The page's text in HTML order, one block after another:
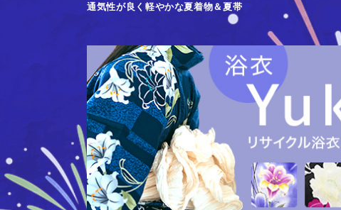
通気性が良く軽やかな夏着物＆夏帯